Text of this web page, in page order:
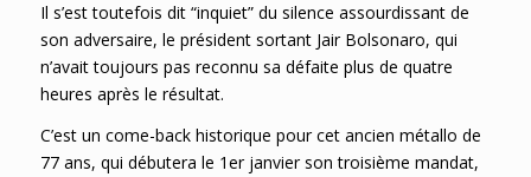
Il s’est toutefois dit “inquiet” du silence assourdissant de
son adversaire, le président sortant Jair Bolsonaro, qui
n’avait toujours pas reconnu sa défaite plus de quatre
heures après le résultat.
C’est un come-back historique pour cet ancien métallo de
77 ans, qui débutera le 1er janvier son troisième mandat,